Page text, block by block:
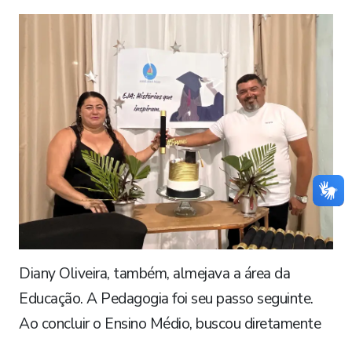
Diany Oliveira, também, almejava a área da
Educação. A Pedagogia foi seu passo seguinte.
Ao concluir o Ensino Médio, buscou diretamente